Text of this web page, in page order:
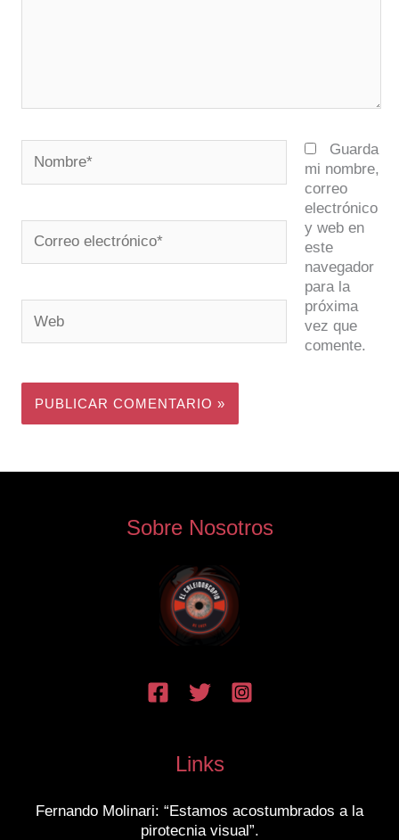
electrónico*
Guarda
mi nombre,
correo
electrónico
y web en
este
navegador
para la
próxima
vez que
comente.
Sobre Nosotros
Links
Fernando Molinari: “Estamos acostumbrados a la
pirotecnia visual”.